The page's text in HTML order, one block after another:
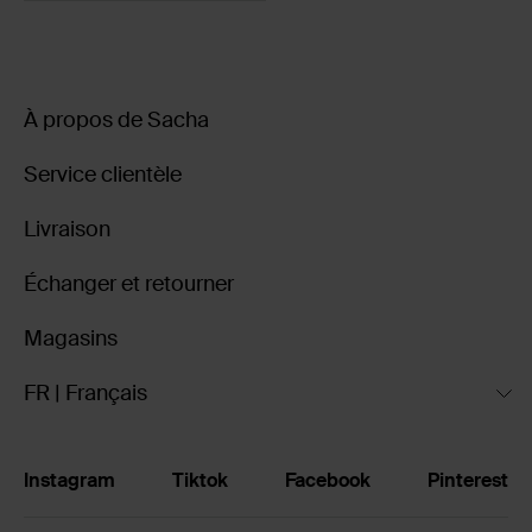
À propos de Sacha
Service clientèle
Livraison
Échanger et retourner
Magasins
FR | Français
Instagram Tiktok Facebook Pinterest